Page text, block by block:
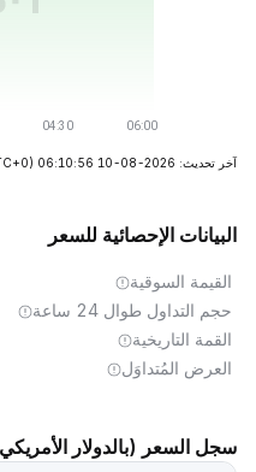
آخر تحديث: 2026-08-10 06:10:56 (UTC+0)
البيانات الإحصائية للسعر
القيمة السوقية
حجم التداول طوال 24 ساعة
القمة التاريخية
العرض المُتداوَل
سجل السعر (بالدولار